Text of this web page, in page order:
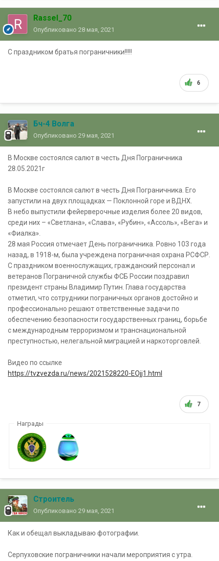
Rassel_70
Опубликовано 28 мая, 2021
С праздником братья пограничники!!!!!
6
Бч-4 Волга
Опубликовано 29 мая, 2021
В Москве состоялся салют в честь Дня Пограничника
28.05.2021г
В Москве состоялся салют в честь Дня Пограничника. Его
запустили на двух площадках — Поклонной горе и ВДНХ.
В небо выпустили фейерверочные изделия более 20 видов,
среди них – «Светлана», «Слава», «Рубин», «Ассоль», «Вега» и
«Фиалка».
28 мая Россия отмечает День пограничника. Ровно 103 года
назад, в 1918-м, была учреждена пограничная охрана РСФСР.
С праздником военнослужащих, гражданский персонал и
ветеранов Пограничной службы ФСБ России поздравил
президент страны Владимир Путин. Глава государства
отметил, что сотрудники пограничных органов достойно и
профессионально решают ответственные задачи по
обеспечению безопасности государственных границ, борьбе
с международным терроризмом и транснациональной
преступностью, нелегальной миграцией и наркоторговлей.
Видео по ссылке
https://tvzvezda.ru/news/2021528220-EOjj1.html
7
Награды
Строитель
Опубликовано 29 мая, 2021
Как и обещал выкладываю фотографии.
Серпуховские пограничники начали мероприятия с утра.